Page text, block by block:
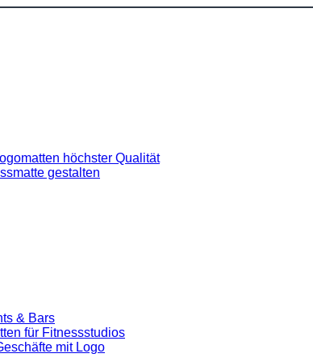
höchster Qualität
gestalten
& Bars
für Fitnessstudios
mit Logo